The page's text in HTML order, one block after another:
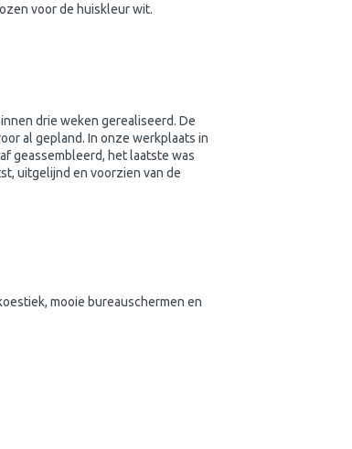
voor de huiskleur wit.
drie weken gerealiseerd. De
al gepland. In onze werkplaats in
geassembleerd, het laatste was
uitgelijnd en voorzien van de
mooie bureauschermen en